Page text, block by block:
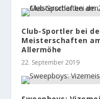
Club-Sportler bei
Meisterschaften
Allermöhe
22. September 2019